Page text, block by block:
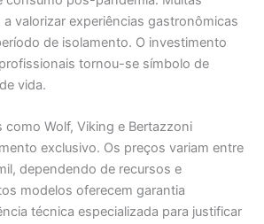
valorizar experiências gastronômicas
de isolamento. O investimento
tornou-se símbolo de
vida.
como Wolf, Viking e Bertazzoni
exclusivo. Os preços variam entre
dependendo de recursos e
modelos oferecem garantia
técnica especializada para justificar